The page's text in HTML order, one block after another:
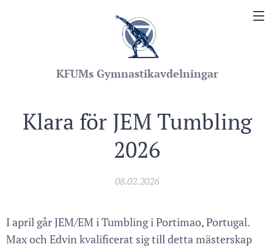
KFUMs Gymnastikavdelningar
Klara för JEM Tumbling
2026
08.02.2026
I april går JEM/EM i Tumbling i Portimao, Portugal.
Max och Edvin kvalificerat sig till detta mästerskap